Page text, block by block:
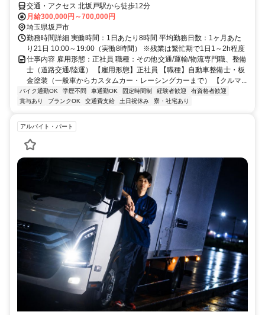
交通・アクセス 北坂戸駅から徒歩12分
月給300,000円～700,000円
埼玉県坂戸市
勤務時間詳細 実働時間：1日あたり8時間 平均勤務日数：1ヶ月あた
り21日 10:00～19:00（実働8時間） ※残業は繁忙期で1日1～2h程度
仕事内容 雇用形態：正社員 職種：その他交通/運輸/物流専門職、整備
士（道路交通/陸運） 【雇用形態】正社員 【職種】自動車整備士・板
金塗装（一般車からカスタムカー・レーシングカーまで） 【クルマ...
バイク通勤OK 学歴不問 車通勤OK 固定時間制 経験者歓迎
有資格者歓迎
賞与あり
ブランクOK 交通費支給 土日祝休み 寮・社宅あり
アルバイト・パート